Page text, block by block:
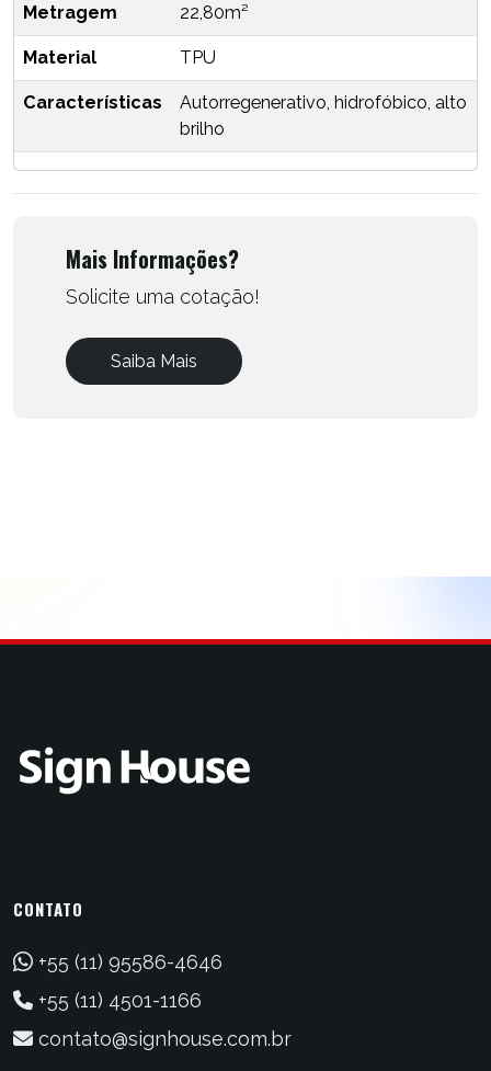
Metragem 22,80m²
Material TPU
Características
Autorregenerativo, hidrofóbico, alto
brilho
Mais Informações?
Solicite uma cotação!
Saiba Mais
CONTATO
+55 (11) 95586-4646
+55 (11) 4501-1166
contato@signhouse.com.br